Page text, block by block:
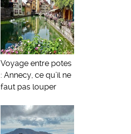
Voyage entre potes
: Annecy, ce qu’il ne
faut pas louper